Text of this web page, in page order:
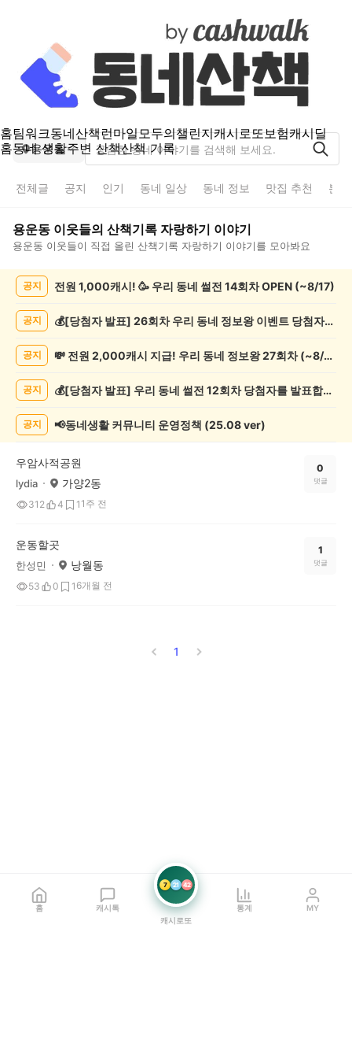
홈팀워크동네산책런마일모두의챌린지캐시로또보험캐시딜
홈동네 생활주변 산책산책 기록
용운동
전체글 공지 인기 동네 일상 동네 정보 맛집 추천 분
용운동 이웃들의 산책기록 자랑하기 이야기
용운동 이웃들이 직접 올린 산책기록 자랑하기 이야기를 모아봐요
게
공지 전원 1,000캐시! 🥳 우리 동네 썰전 14회차 OPEN (~8/17)
공지 💰[당첨자 발표] 26회차 우리 동네 정보왕 이벤트 당첨자를 발표합니다!
공지 💸 전원 2,000캐시 지급! 우리 동네 정보왕 27회차 (~8/10)
공지 💰[당첨자 발표] 우리 동네 썰전 12회차 당첨자를 발표합니다!
공지 📢동네생활 커뮤니티 운영정책 (25.08 ver)
우암사적공원
lydia 가양2동
312 4 1 1주 전
0
댓글
운동할곳
한성민 낭월동
53 0 1 6개월 전
1
댓글
1
홈 캐시톡
7 21 42
캐시로또
통계 MY